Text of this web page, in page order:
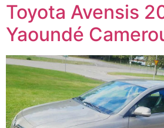
Toyota Avensis
Yaoundé